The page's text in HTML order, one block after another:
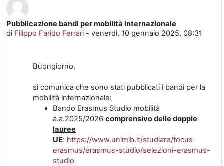
Pubblicazione bandi per mobilità internazionale
di Filippo Farido Ferrari - venerdì, 10 gennaio 2025, 08:31
Numero di risposte: 0
Buongiorno,
si comunica che sono stati pubblicati i bandi per la
mobilità internazionale:
Bando Erasmus Studio mobilità
a.a.2025/2026 comprensivo delle doppie
lauree
UE: https://www.unimib.it/studiare/focus-
erasmus/erasmus-studio/selezioni-erasmus-
studio